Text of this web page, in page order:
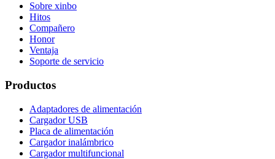
Sobre xinbo
Hitos
Compañero
Honor
Ventaja
Soporte de servicio
Productos
Adaptadores de alimentación
Cargador USB
Placa de alimentación
Cargador inalámbrico
Cargador multifuncional